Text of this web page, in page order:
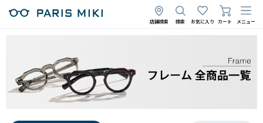
店舗検索 検索 お気に入り カート メニュー